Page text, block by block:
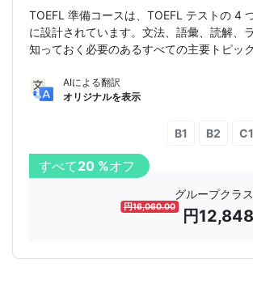
TOEFL 準備コースは、TOEFL テストの 4
に設計されています。文法、語彙、読解、
知っておく必要のあるすべての主要トピッ
AIによる翻訳
オリジナルを表示
B1 B2 C1
すべて20 %オフ
グループクラ
円16,060.00 円